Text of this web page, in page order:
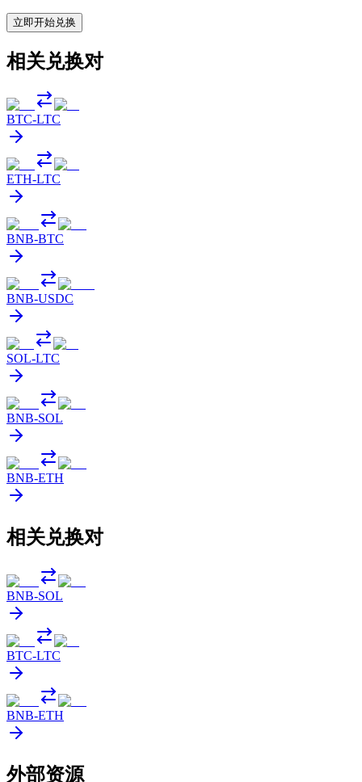
立即开始兑换
相关兑换对
BTC-LTC
ETH-LTC
BNB-BTC
BNB-USDC
SOL-LTC
BNB-SOL
BNB-ETH
相关兑换对
BNB-SOL
BTC-LTC
BNB-ETH
外部资源